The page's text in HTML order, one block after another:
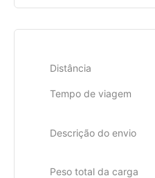
Distância
Tempo de viagem
Descrição do envio
Peso total da carga